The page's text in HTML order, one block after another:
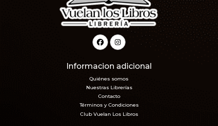
Informacion adicional
Quiénes somos
Nuestras Librerías
Contacto
Términos y Condiciones
Club Vuelan Los Libros